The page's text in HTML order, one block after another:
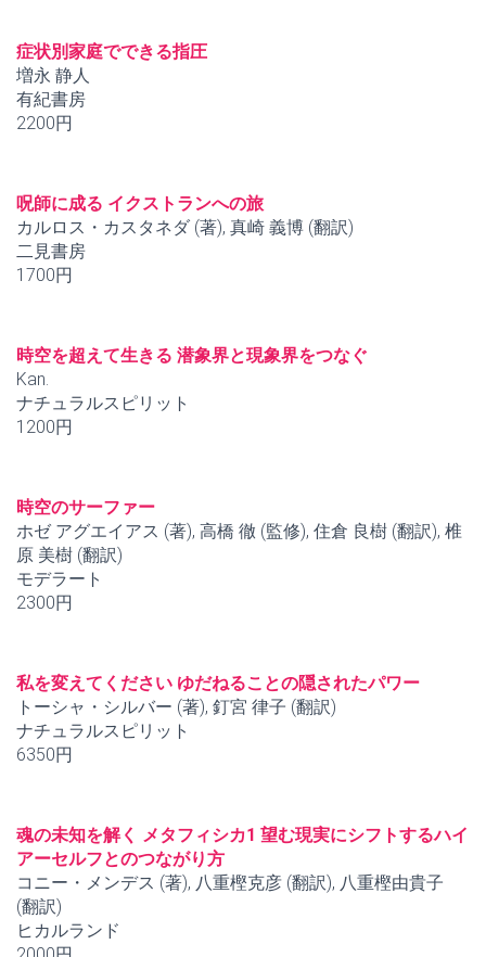
症状別家庭でできる指圧
増永 静人
有紀書房
2200円
呪師に成る イクストランへの旅
カルロス・カスタネダ (著), 真崎 義博 (翻訳)
二見書房
1700円
時空を超えて生きる 潜象界と現象界をつなぐ
Kan.
ナチュラルスピリット
1200円
時空のサーファー
ホゼ アグエイアス (著), 高橋 徹 (監修), 住倉 良樹 (翻訳), 椎
原 美樹 (翻訳)
モデラート
2300円
私を変えてください ゆだねることの隠されたパワー
トーシャ・シルバー (著), 釘宮 律子 (翻訳)
ナチュラルスピリット
6350円
魂の未知を解く メタフィシカ1 望む現実にシフトするハイ
アーセルフとのつながり方
コニー・メンデス (著), 八重樫克彦 (翻訳), 八重樫由貴子
(翻訳)
ヒカルランド